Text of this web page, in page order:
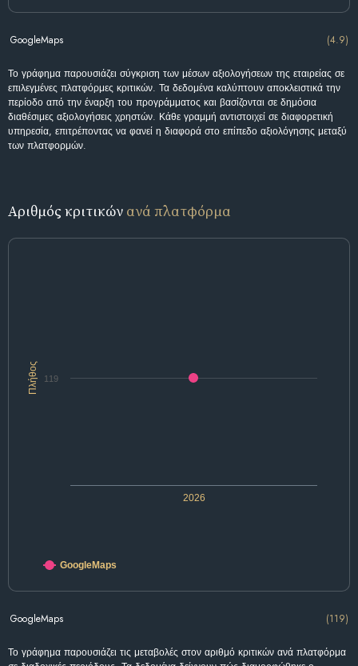
GoogleMaps (4.9)
Το γράφημα παρουσιάζει σύγκριση των μέσων αξιολογήσεων της εταιρείας σε
επιλεγμένες πλατφόρμες κριτικών. Τα δεδομένα καλύπτουν αποκλειστικά την
περίοδο από την έναρξη του προγράμματος και βασίζονται σε δημόσια
διαθέσιμες αξιολογήσεις χρηστών. Κάθε γραμμή αντιστοιχεί σε διαφορετική
υπηρεσία, επιτρέποντας να φανεί η διαφορά στο επίπεδο αξιολόγησης μεταξύ
των πλατφορμών.
Αριθμός κριτικών ανά πλατφόρμα
Πλήθος
2026
119
GoogleMaps
GoogleMaps (119)
Το γράφημα παρουσιάζει τις μεταβολές στον αριθμό κριτικών ανά πλατφόρμα